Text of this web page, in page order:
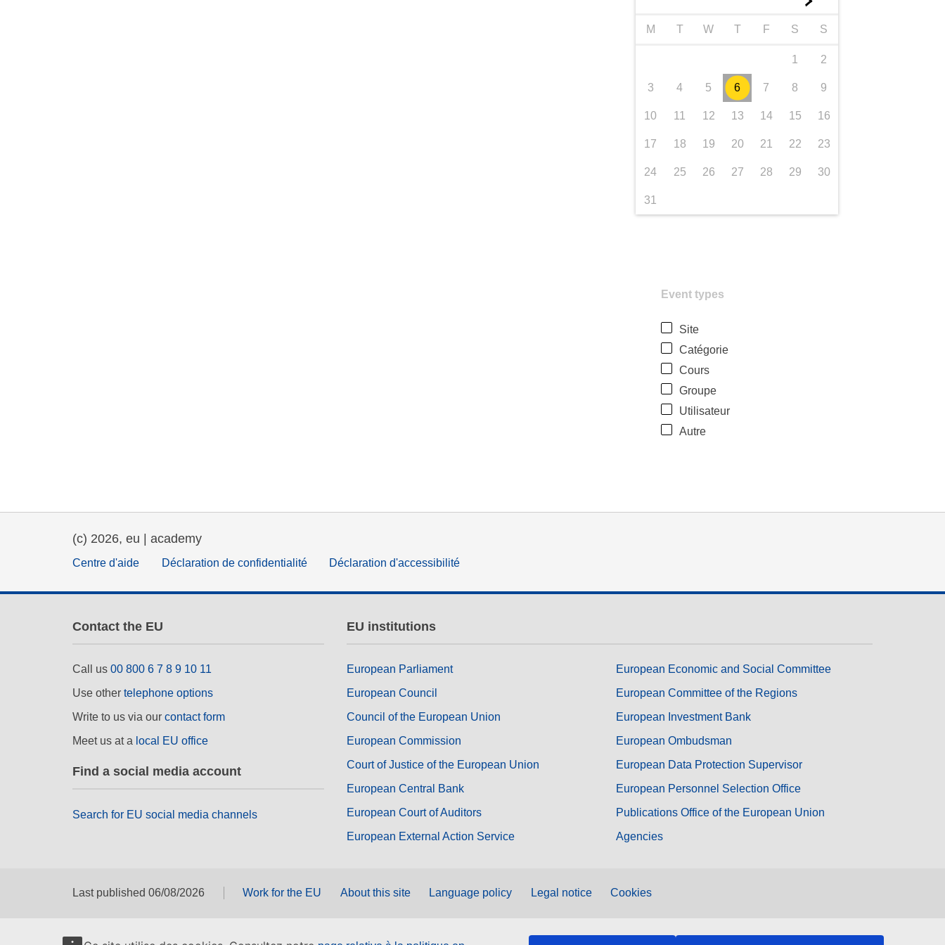
M T W T F S S
1 2
3 4 5 6 7 8 9
10 11 12 13 14 15 16
17 18 19 20 21 22 23
24 25 26 27 28 29 30
31
Event types
Site
Catégorie
Cours
Groupe
Utilisateur
Autre
(c) 2026, eu | academy
Centre d'aide Déclaration de confidentialité Déclaration d'accessibilité
Contact the EU
Call us 00 800 6 7 8 9 10 11
Use other telephone options
Write to us via our contact form
Meet us at a local EU office
Find a social media account
Search for EU social media channels
EU institutions
European Parliament
European Council
Council of the European Union
European Commission
Court of Justice of the European Union
European Central Bank
European Court of Auditors
European External Action Service
European Economic and Social Committee
European Committee of the Regions
European Investment Bank
European Ombudsman
European Data Protection Supervisor
European Personnel Selection Office
Publications Office of the European Union
Agencies
Last published 06/08/2026 Work for the EU About this site Language policy Legal notice Cookies